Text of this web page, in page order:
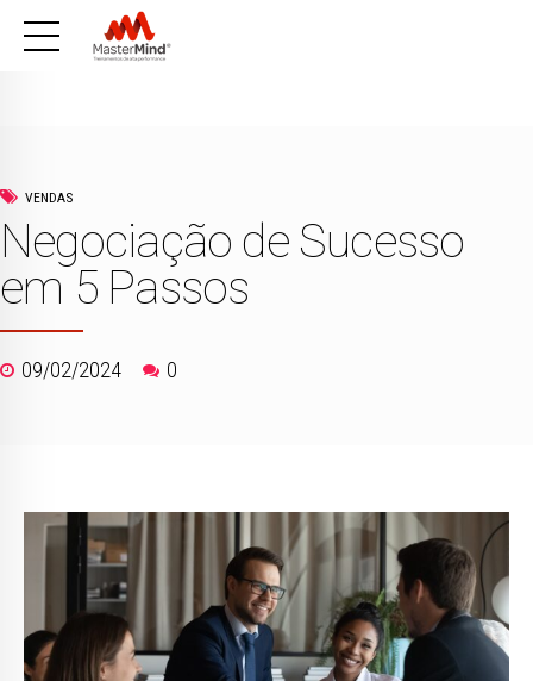
VENDAS
Negociação de Sucesso
em 5 Passos
09/02/2024 0